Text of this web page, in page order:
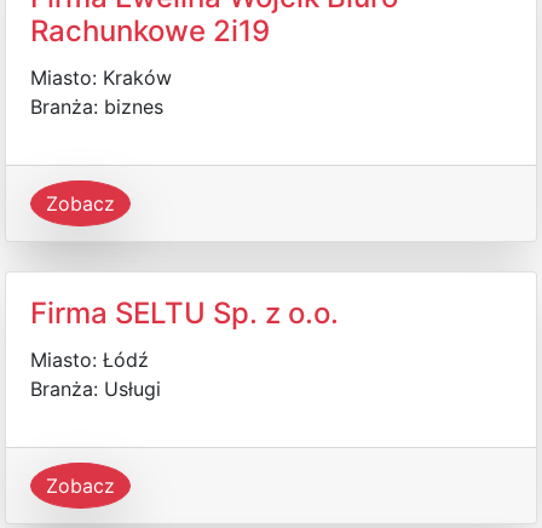
Rachunkowe 2i19
Miasto: Kraków
Branża: biznes
Zobacz
Firma SELTU Sp. z o.o.
Miasto: Łódź
Branża: Usługi
Zobacz